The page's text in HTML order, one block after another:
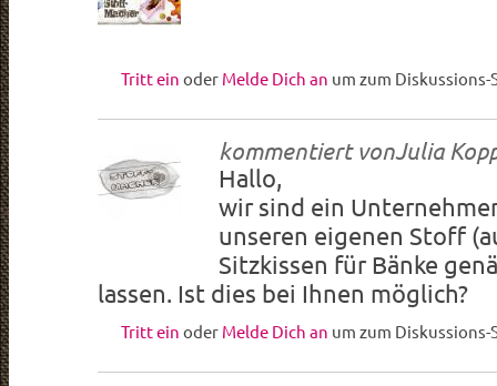
Tritt ein oder Melde Dich an um zum
kommentiert vonJulia
Hallo,
wir sind ein
unseren eigenen Stoff
Sitzkissen für Bänke
lassen. Ist dies bei Ihnen möglich?
Tritt ein oder Melde Dich an um zum